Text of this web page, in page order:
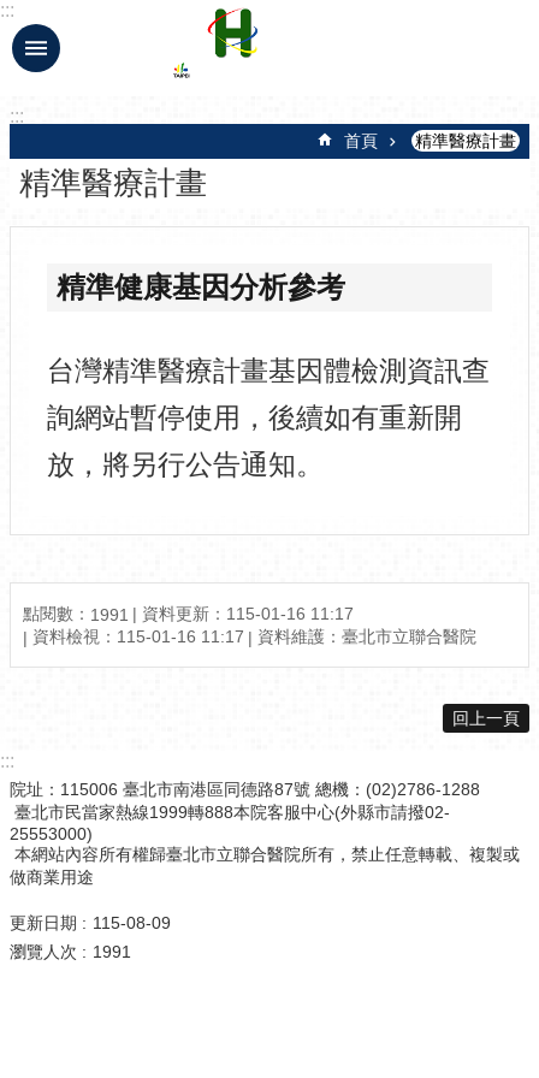
跳到主要內容區塊
:::
:::
首頁 精準醫療計畫
精準醫療計畫
精準健康基因分析參考
台灣精準醫療計畫基因體檢測資訊查
詢網站暫停使用，後續如有重新開
放，將另行公告通知。
點閱數： 1991
資料更新：115-01-16 11:17
資料檢視：115-01-16 11:17
資料維護：臺北市立聯合醫院
回上一頁
:::
院址：115006 臺北市南港區同德路87號 總機：(02)2786-1288
臺北市民當家熱線1999轉888本院客服中心(外縣市請撥02-
25553000)
本網站內容所有權歸臺北市立聯合醫院所有，禁止任意轉載、複製或
做商業用途
更新日期
115-08-09
瀏覽人次
1991